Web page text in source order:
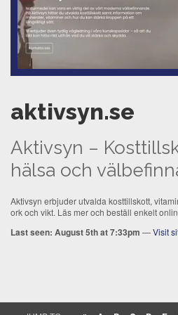
aktivsyn.se
Aktivsyn –
hälsa och
Aktivsyn erbjuder utvalda kosttillskott,
ork och vikt. Läs mer och beställ enkelt
Last seen: August 5th at 7:33pm —Visit